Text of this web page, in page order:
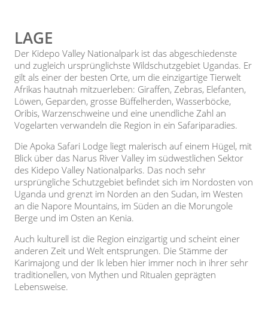
LAGE
Der Kidepo Valley Nationalpark ist das abgeschiedenste
und zugleich ursprünglichste Wildschutzgebiet Ugandas. Er
gilt als einer der besten Orte, um die einzigartige Tierwelt
Afrikas hautnah mitzuerleben: Giraffen, Zebras, Elefanten,
Löwen, Geparden, grosse Büffelherden, Wasserböcke,
Oribis, Warzenschweine und eine unendliche Zahl an
Vogelarten verwandeln die Region in ein Safariparadies.
Die Apoka Safari Lodge liegt malerisch auf einem Hügel, mit
Blick über das Narus River Valley im südwestlichen Sektor
des Kidepo Valley Nationalparks. Das noch sehr
ursprüngliche Schutzgebiet befindet sich im Nordosten von
Uganda und grenzt im Norden an den Sudan, im Westen
an die Napore Mountains, im Süden an die Morungole
Berge und im Osten an Kenia.
Auch kulturell ist die Region einzigartig und scheint einer
anderen Zeit und Welt entsprungen. Die Stämme der
Karimajong und der Ik leben hier immer noch in ihrer sehr
traditionellen, von Mythen und Ritualen geprägten
Lebensweise.